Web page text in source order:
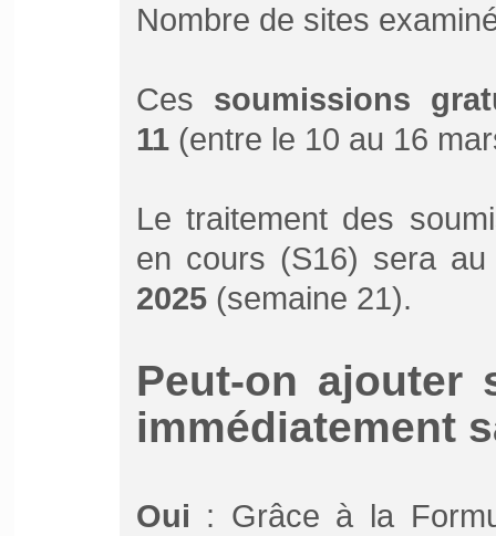
Nombre de sites
Ces soumissions
11(entre le 10 au 16
Le traitement des
en cours (S16) sera
2025(semaine 21).
Peut-on ajouter
immédiatement
Oui : Grâce à la